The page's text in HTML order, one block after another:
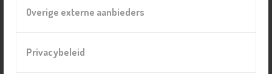
Overige externe aanbieders
Privacybeleid
Prof. Krausstraat 71 B, 2628 JR, Delft
Eigen bijdrage